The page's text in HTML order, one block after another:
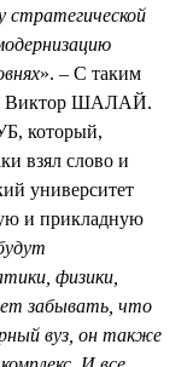
стратегической
». – С таким
Виктор ШАЛАЙ.
который,
взял слово и
университет
и прикладную
физики,
забывать, что
вуз, он также